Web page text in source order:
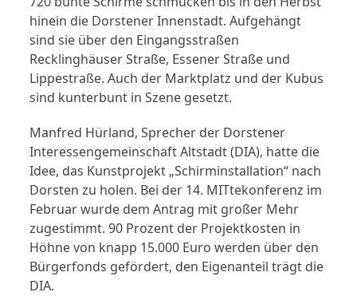
hinein die Dorstener Innenstadt. Aufgehängt
sind sie über den Eingangsstraßen
Recklinghäuser Straße, Essener Straße und
Lippestraße. Auch der Marktplatz und der Kubus
sind kunterbunt in Szene gesetzt.
Manfred Hürland, Sprecher der Dorstener
Interessengemeinschaft Altstadt (DIA), hatte die
Idee, das Kunstprojekt „Schirminstallation“ nach
Dorsten zu holen. Bei der 14. MITtekonferenz im
Februar wurde dem Antrag mit großer Mehr
zugestimmt. 90 Prozent der Projektkosten in
Höhne von knapp 15.000 Euro werden über den
Bürgerfonds gefördert, den Eigenanteil trägt die
DIA.